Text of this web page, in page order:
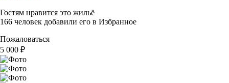
Гостям нравится это жильё
166 человек добавили его в Избранное
Пожаловаться
5 000 ₽